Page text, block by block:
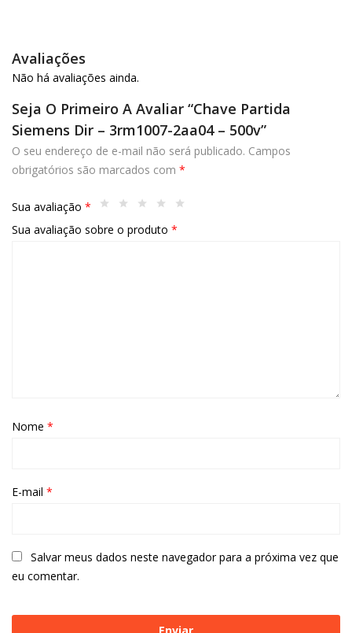
Avaliações
Não há avaliações ainda.
Seja O Primeiro A Avaliar “Chave Partida
Siemens Dir – 3rm1007-2aa04 – 500v”
O seu endereço de e-mail não será publicado. Campos
obrigatórios são marcados com *
Sua avaliação *
Sua avaliação sobre o produto *
Nome *
E-mail *
Salvar meus dados neste navegador para a próxima vez que
eu comentar.